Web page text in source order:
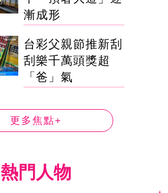
漸成形
台彩父親節推新刮
刮樂千萬頭獎超
「爸」氣
更多焦點+
熱門人物